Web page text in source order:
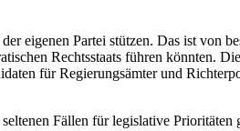
eigenen Par­tei stützen. Das ist von
Rechtsstaats führen könnten.
für Regierungs­ämter und
Fällen für legislative